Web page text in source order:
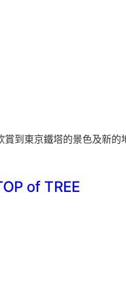
到東京鐵塔的景色及新的
of TREE